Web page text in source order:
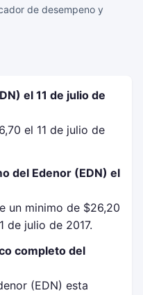
de desempeno y
el 11 de julio de
el 11 de julio de
del Edenor (EDN) el
un minimo de $26,20
de julio de 2017.
completo del
(EDN) esta